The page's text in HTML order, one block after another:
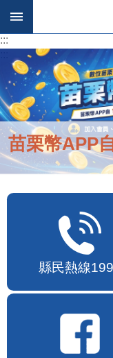
跳到主要內容區塊
:::
苗栗幣APP
縣民熱線